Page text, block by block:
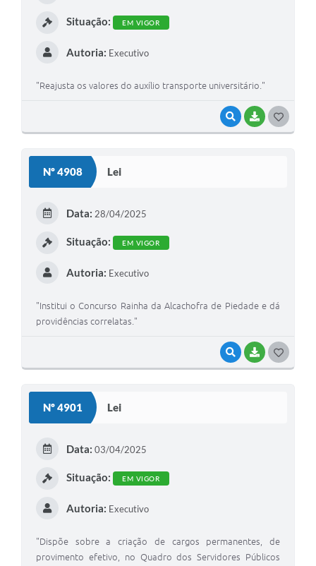
VISUALIZAR
BAIXAR
Situação: EM VIGOR
Autoria: Executivo
"Reajusta os valores do auxílio transporte universitário."
Nº 4908 Lei
VISUALIZAR
BAIXAR
Data: 28/04/2025
Situação: EM VIGOR
Autoria: Executivo
"Institui o Concurso Rainha da Alcachofra de Piedade e dá
providências correlatas."
Nº 4901 Lei
Data: 03/04/2025
Situação: EM VIGOR
Autoria: Executivo
"Dispõe sobre a criação de cargos permanentes, de
provimento efetivo, no Quadro dos Servidores Públicos